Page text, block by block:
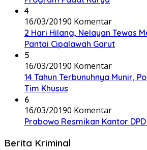
4
16/03/20190 Komentar
2 Hari Hilang, Nelayan Tewas
Pantai Cipalawah Garut
5
16/03/20190 Komentar
14 Tahun Terbunuhnya Munir,
Tim Khusus
6
16/03/20190 Komentar
Prabowo Resmikan Kantor
Berita Kriminal